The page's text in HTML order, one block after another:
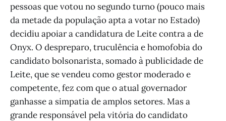
pessoas que votou no segundo turno (pouco mais
da metade da população apta a votar no Estado)
decidiu apoiar a candidatura de Leite contra a de
Onyx. O despreparo, truculência e homofobia do
candidato bolsonarista, somado à publicidade de
Leite, que se vendeu como gestor moderado e
competente, fez com que o atual governador
ganhasse a simpatia de amplos setores. Mas a
grande responsável pela vitória do candidato